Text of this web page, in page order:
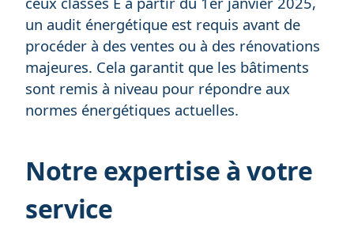
un audit énergétique est requis avant de
procéder à des ventes ou à des rénovations
majeures. Cela garantit que les bâtiments
sont remis à niveau pour répondre aux
normes énergétiques actuelles.
Notre expertise à votre
service